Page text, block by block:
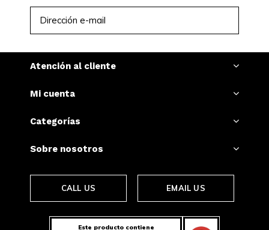
Atención al cliente
Mi cuenta
Categorías
Sobre nosotros
CALL US EMAIL US
Este producto contiene